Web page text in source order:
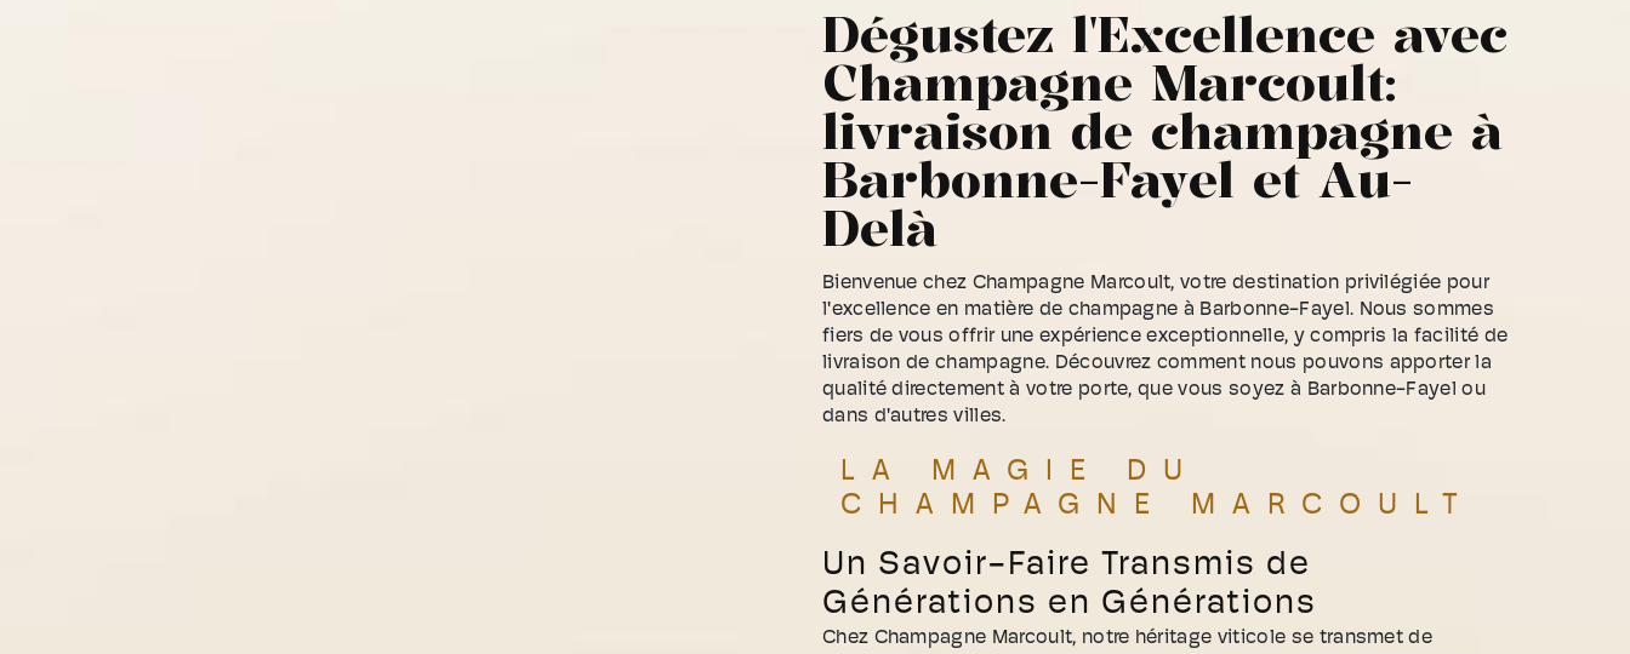
Dégustez l'Excellence avec
Champagne Marcoult:
livraison de champagne à
Barbonne-Fayel et Au-
Delà
Bienvenue chez Champagne Marcoult, votre destination privilégiée pour
l'excellence en matière de champagne à Barbonne-Fayel. Nous sommes
fiers de vous offrir une expérience exceptionnelle, y compris la facilité de
livraison de champagne. Découvrez comment nous pouvons apporter la
qualité directement à votre porte, que vous soyez à Barbonne-Fayel ou
dans d'autres villes.
LA MAGIE DU
CHAMPAGNE MARCOULT
Un Savoir-Faire Transmis de
Générations en Générations
Chez Champagne Marcoult, notre héritage viticole se transmet de